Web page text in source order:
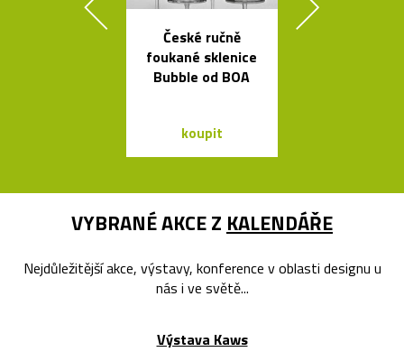
České ručně
foukané sklenice
Bubble od BOA
koupit
VYBRANÉ AKCE Z KALENDÁŘE
Nejdůležitější akce, výstavy, konference v oblasti designu u
nás i ve světě...
Výstava Kaws